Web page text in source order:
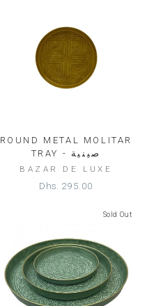
ROUND METAL MOLITAR
TRAY - صينية
BAZAR DE LUXE
Dhs. 295.00
Sold Out